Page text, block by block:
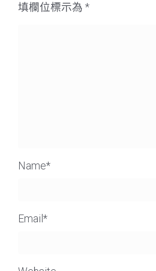
填欄位標示為 *
Name*
Email *